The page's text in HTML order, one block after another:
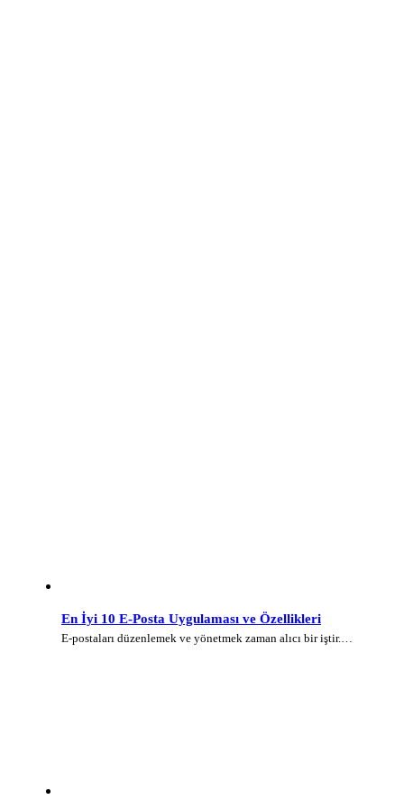
En İyi 10 E-Posta Uygulaması ve Özellikleri
E-postaları düzenlemek ve yönetmek zaman alıcı bir iştir.…